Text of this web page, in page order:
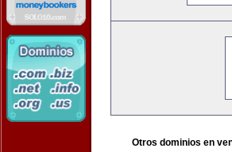
Otros dominios en